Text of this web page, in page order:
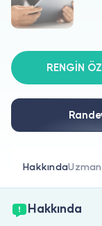
Hakkımızda
Doktorlar için
RENGİN
Hakkında
Hakkında